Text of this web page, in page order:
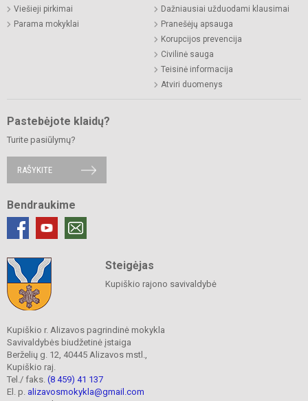
Viešieji pirkimai
Parama mokyklai
Dažniausiai užduodami klausimai
Pranešėjų apsauga
Korupcijos prevencija
Civilinė sauga
Teisinė informacija
Atviri duomenys
Pastebėjote klaidų?
Turite pasiūlymų?
RAŠYKITE
Bendraukime
Steigėjas
Kupiškio rajono savivaldybė
Kupiškio r. Alizavos pagrindinė mokykla
Savivaldybės biudžetinė įstaiga
Berželių g. 12, 40445 Alizavos mstl.,
Kupiškio raj.
Tel./ faks. (8 459) 41 137
El. p. alizavosmokykla@gmail.com